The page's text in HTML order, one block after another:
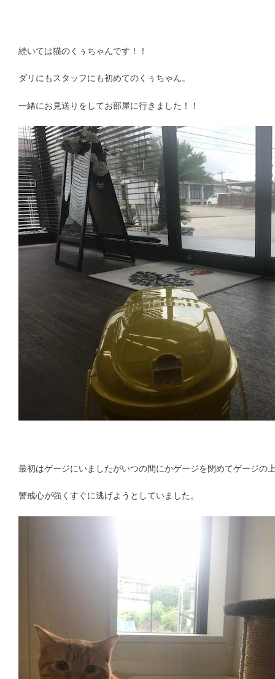
続いては猫のくぅちゃんです！！
ダリにもスタッフにも初めてのくぅちゃん。
一緒にお見送りをしてお部屋に行きました！！
最初はゲージにいましたがいつの間にかゲージを閉めてゲージの
警戒心が強くすぐに逃げようとしていました。